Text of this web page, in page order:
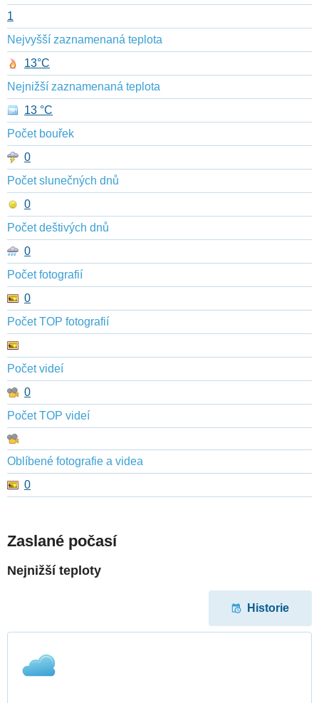
1
Nejvyšší zaznamenaná teplota
13°C
Nejnižší zaznamenaná teplota
13 °C
Počet bouřek
0
Počet slunečných dnů
0
Počet deštivých dnů
0
Počet fotografií
0
Počet TOP fotografií
Počet videí
0
Počet TOP videí
Oblíbené fotografie a videa
0
Zaslané počasí
Nejnižší teploty
Historie